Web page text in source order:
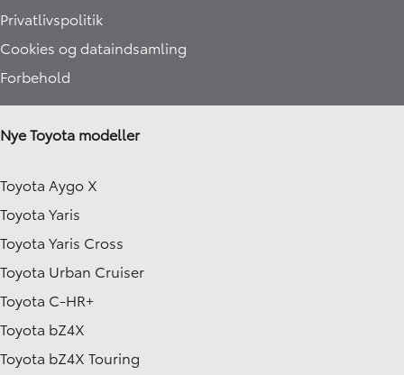
Privatlivspolitik
Cookies og dataindsamling
Forbehold
Nye Toyota modeller
Toyota Aygo X
Toyota Yaris
Toyota Yaris Cross
Toyota Urban Cruiser
Toyota C-HR+
Toyota bZ4X
Toyota bZ4X Touring